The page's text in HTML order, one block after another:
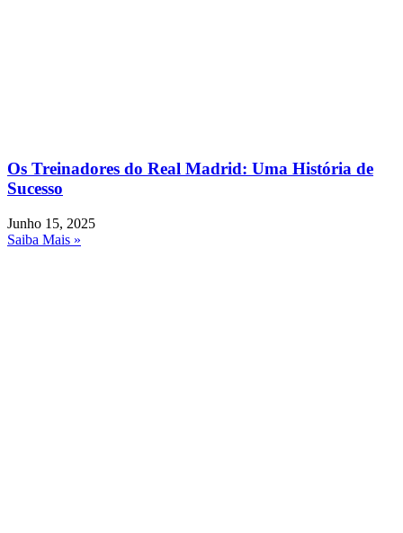
Os Treinadores do Real Madrid: Uma História de
Sucesso
Junho 15, 2025
Saiba Mais »